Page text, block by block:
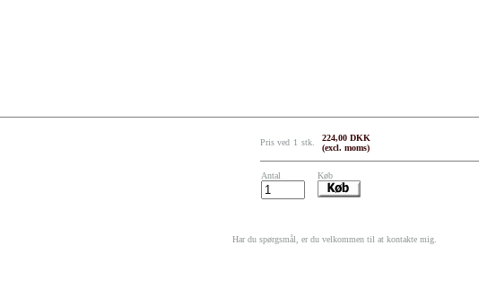
Pris ved 1 stk.
224,00 DKK
(excl. moms)
Antal Køb
Har du spørgsmål, er du velkommen til at kontakte mig.